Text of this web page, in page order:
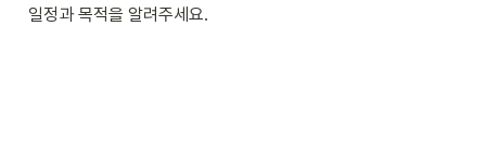
일정과 목적을 알려주세요.